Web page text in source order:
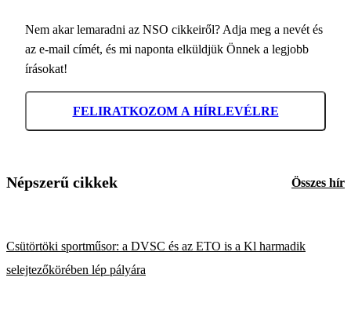
Nem akar lemaradni az NSO cikkeiről? Adja meg a nevét és
az e-mail címét, és mi naponta elküldjük Önnek a legjobb
írásokat!
FELIRATKOZOM A HÍRLEVÉLRE
Népszerű cikkek Összes hír
Csütörtöki sportműsor: a DVSC és az ETO is a Kl harmadik
selejtezőkörében lép pályára